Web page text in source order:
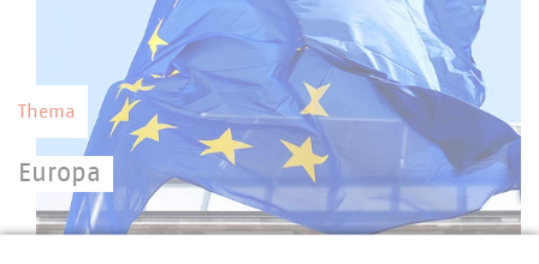
Thema
Europa
Eine starke kommunale Selbstverwaltung mit